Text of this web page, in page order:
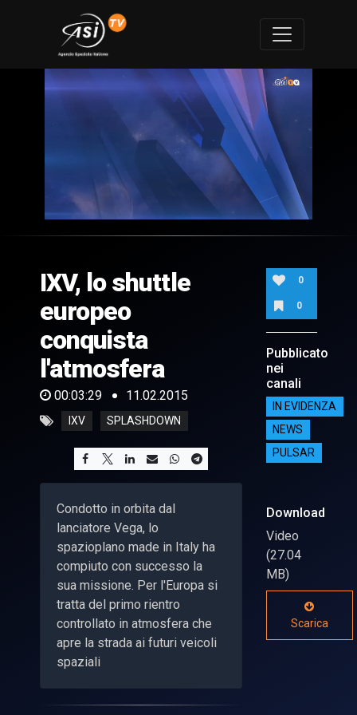
of
29
seconds
IXV, lo shuttle
europeo
conquista
l'atmosfera
00:03:29 11.02.2015
IXV SPLASHDOWN
Condotto in orbita dal
lanciatore Vega, lo
spazioplano made in Italy ha
compiuto con successo la
sua missione. Per l'Europa si
tratta del primo rientro
controllato in atmosfera che
apre la strada ai futuri veicoli
spaziali
0
0
Pubblicato
nei
canali
IN EVIDENZA
NEWS
PULSAR
Download
Video
(27.04
MB)
Scarica